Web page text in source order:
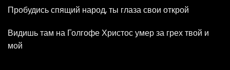
Пробудись спящий народ, ты глаза свои открой
Видишь там на Голгофе Христос умер за грех твой и
мой